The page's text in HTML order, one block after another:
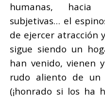
humanas, hacia
subjetivas… el
de ejercer atracción
sigue siendo un
han venido, vienen
rudo aliento de un
(¡honrado si los ha